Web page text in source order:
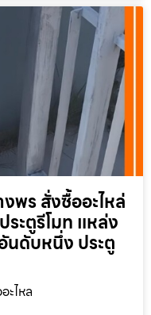
พร สั่งซื้ออะไหล่
ระตูรีโมท แหล่ง
นดับหนึ่ง ประตู
ะไหล